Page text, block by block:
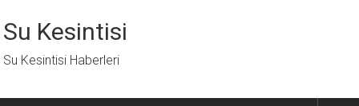
geç
Su Kesintisi
Su Kesintisi Haberleri